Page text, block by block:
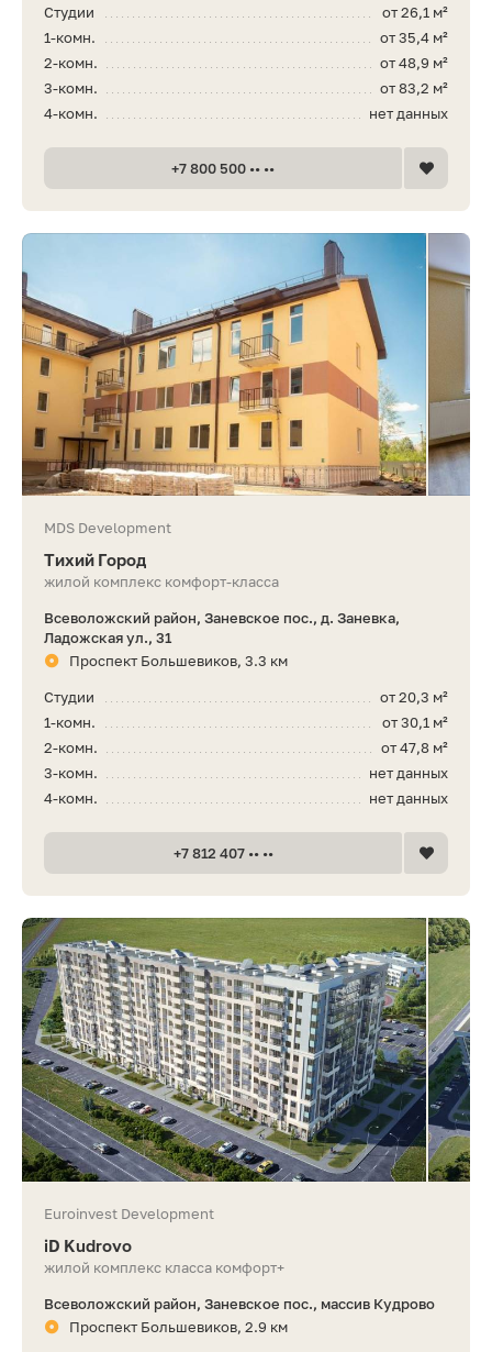
от 26,1 м²
Студии
от 35,4 м²
1-комн.
от 48,9 м²
2-комн.
от 83,2 м²
3-комн.
нет данных
4-комн.
+7 800 500 •• ••
MDS Development
Тихий Город
жилой комплекс комфорт-класса
Всеволожский район, Заневское пос., д. Заневка,
Ладожская ул., 31
Проспект Большевиков, 3.3 км
от 20,3 м²
Студии
от 30,1 м²
1-комн.
от 47,8 м²
2-комн.
нет данных
3-комн.
нет данных
4-комн.
+7 812 407 •• ••
Euroinvest Development
iD Kudrovo
жилой комплекс класса комфорт+
Всеволожский район, Заневское пос., массив Кудрово
Проспект Большевиков, 2.9 км